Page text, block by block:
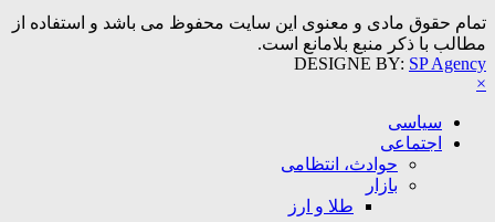
تمام حقوق مادی و معنوی این سایت محفوظ می باشد و استفاده از
مطالب با ذکر منبع بلامانع است.
DESIGNE BY: SP Agency
×
سیاسی
اجتماعی
حوادث، انتظامی
بازار
طلا و ارز